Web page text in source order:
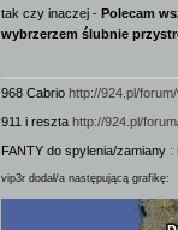
tak czy inaczej - Polecam
wybrzerzem ślubnie
968 Cabrio http://924.pl/
911 i reszta http://924.pl/
FANTY do spylenia/zamiany :
vip3r dodał/a następującą grafikę: